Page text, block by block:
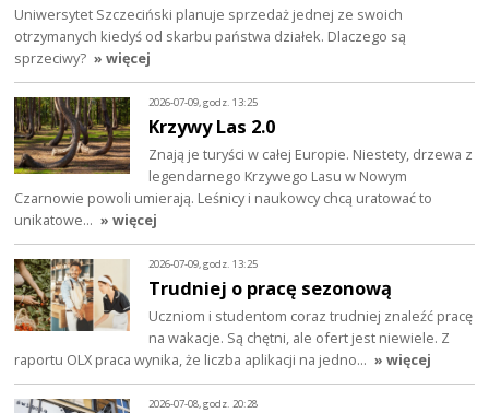
Uniwersytet Szczeciński planuje sprzedaż jednej ze swoich
otrzymanych kiedyś od skarbu państwa działek. Dlaczego są
sprzeciwy? » więcej
2026-07-09, godz. 13:25
Krzywy Las 2.0
Znają je turyści w całej Europie. Niestety, drzewa z
legendarnego Krzywego Lasu w Nowym
Czarnowie powoli umierają. Leśnicy i naukowcy chcą uratować to
unikatowe… » więcej
2026-07-09, godz. 13:25
Trudniej o pracę sezonową
Uczniom i studentom coraz trudniej znaleźć pracę
na wakacje. Są chętni, ale ofert jest niewiele. Z
raportu OLX praca wynika, że liczba aplikacji na jedno… » więcej
2026-07-08, godz. 20:28